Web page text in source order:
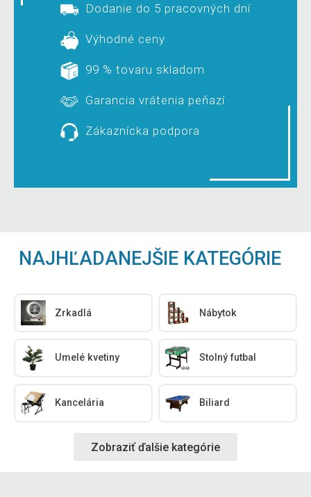
Dodanie do 5 pracovných dní
Výhodné ceny
99 % tovaru skladom
Garancia vrátenia peňazí
Zákaznícka podpora
NAJHĽADANEJŠIE KATEGÓRIE
Zrkadlá Nábytok
Umelé kvetiny Stolný futbal
Kancelária Biliard
Zobraziť ďalšie kategórie